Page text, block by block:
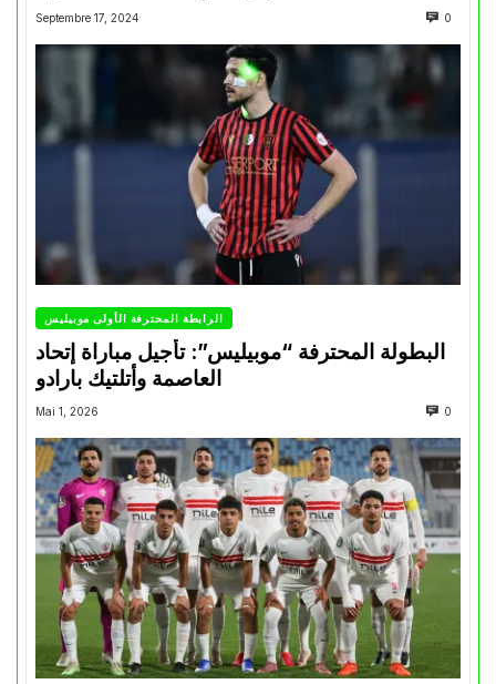
Septembre 17, 2024 0
الرابطة المحترفة الأولى موبيليس
البطولة المحترفة “موبيليس”: تأجيل مباراة إتحاد
العاصمة وأتلتيك بارادو
Mai 1, 2026 0